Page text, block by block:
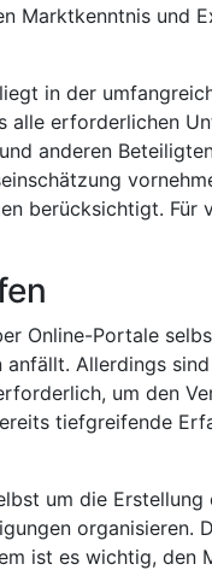
Marktkenntnis und
in der
erforderlichen
anderen
berücksichtigt. Für
Online-Portale
Allerdings
um den
tiefgreifende
um die
organisieren.
ist es wichtig,